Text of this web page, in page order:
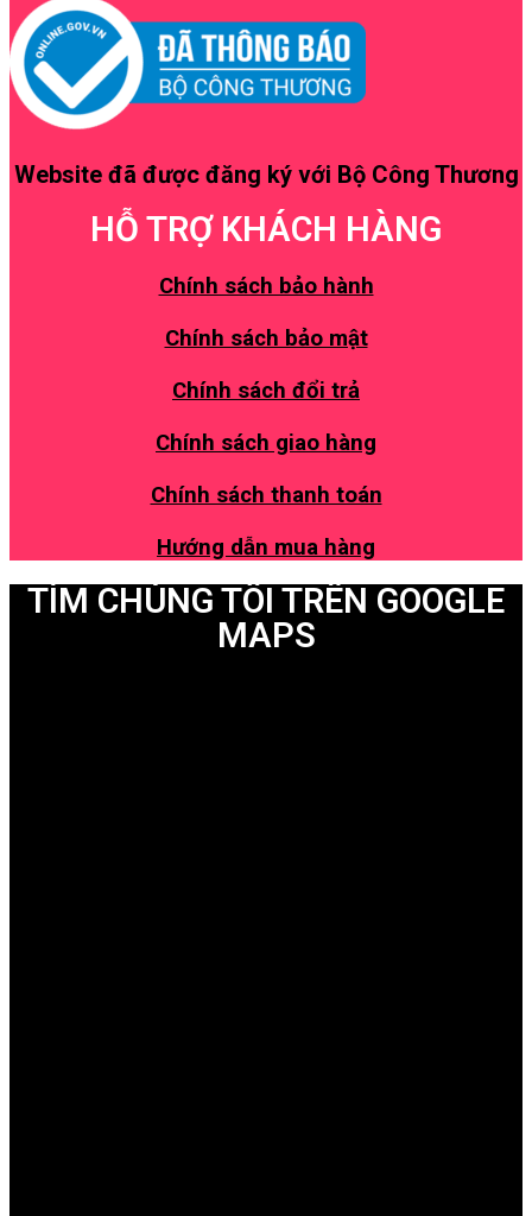
Website đã được đăng ký với Bộ Công Thương
HỖ TRỢ KHÁCH HÀNG
Chính sách bảo hành
Chính sách bảo mật
Chính sách đổi trả
Chính sách giao hàng
Chính sách thanh toán
Hướng dẫn mua hàng
TÌM CHÚNG TÔI TRÊN GOOGLE
MAPS